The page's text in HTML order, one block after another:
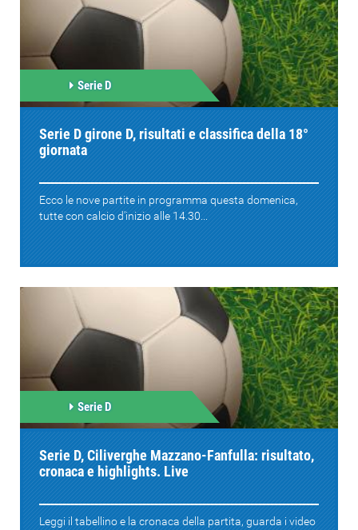
Serie D
Serie D girone D, risultati e classifica della 18°
giornata
Ecco le nove partite in programma questa domenica,
tutte con calcio d'inizio alle 14.30...
Serie D
Serie D, Ciliverghe Mazzano-Fanfulla: risultato,
cronaca e highlights. Live
Leggi il tabellino e la cronaca della partita, guarda i video